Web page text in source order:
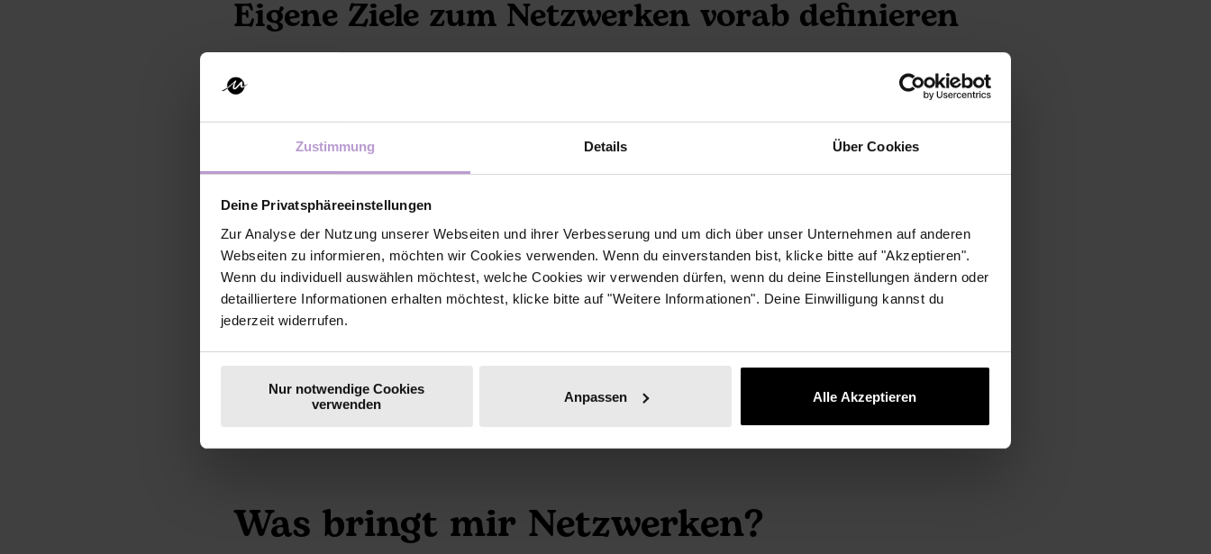
Zustimmung Details Über Cookies
Deine Privatsphäreeinstellungen
Zur Analyse der Nutzung unserer Webseiten und ihrer Verbesserung und um dich über unser Unternehmen auf anderen
Webseiten zu informieren, möchten wir Cookies verwenden. Wenn du einverstanden bist, klicke bitte auf "Akzeptieren".
Wenn du individuell auswählen möchtest, welche Cookies wir verwenden dürfen, wenn du deine Einstellungen ändern oder
detailliertere Informationen erhalten möchtest, klicke bitte auf "Weitere Informationen". Deine Einwilligung kannst du
jederzeit widerrufen.
Nur notwendige Cookies
verwenden
Anpassen Alle Akzeptieren
Eigene Ziele zum Netzwerken vorab definieren
Geht es mir um persönliche oder berufliche Weiterentwicklung?
Möchte ich Themen und Ideen einbringen?
Wieviel Zeit kann ich ins Netzwerken investieren?
Wo netzwerken Menschen aus meinem privaten / beruflichen Umfeld?
Netzwerken ist eine Austauschbeziehung
Erfolgreiches Netzwerken basiert auf Gegenseitigkeit.
Widme dichmit echtem Interesse den Ideen Anderer bringe eigene Werte mitein. So
Was bringt mir Netzwerken?